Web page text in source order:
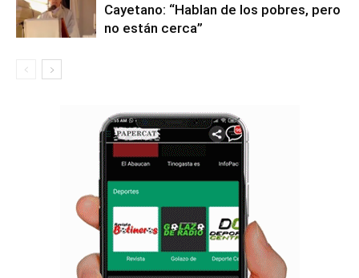
Cayetano: “Hablan de los pobres, pero
no están cerca”